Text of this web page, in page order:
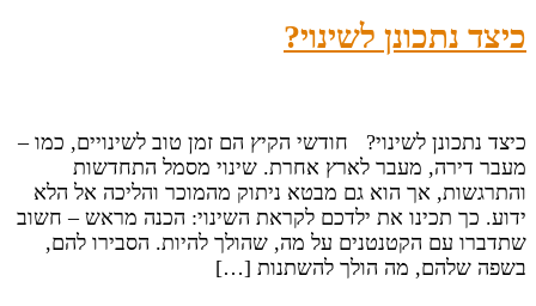
כיצד נתכונן לשינוי?
כיצד נתכונן לשינוי? חודשי הקיץ הם זמן טוב לשינויים, כמו –
מעבר דירה, מעבר לארץ אחרת. שינוי מסמל התחדשות
והתרגשות, אך הוא גם מבטא ניתוק מהמוכר והליכה אל הלא
ידוע. כך תכינו את ילדכם לקראת השינוי: הכנה מראש – חשוב
שתדברו עם הקטנטנים על מה, שהולך להיות. הסבירו להם,
בשפה שלהם, מה הולך להשתנות […]